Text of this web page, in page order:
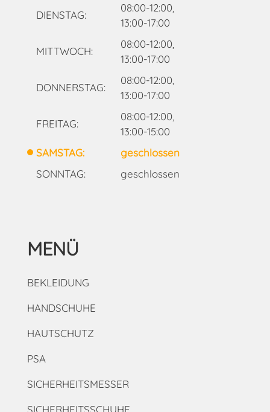
DIENSTAG:
08:00-12:00,
13:00-17:00
MITTWOCH:
08:00-12:00,
13:00-17:00
DONNERSTAG:
08:00-12:00,
13:00-17:00
FREITAG:
08:00-12:00,
13:00-15:00
SAMSTAG:
geschlossen
SONNTAG:
geschlossen
MENÜ
BEKLEIDUNG
HANDSCHUHE
HAUTSCHUTZ
PSA
SICHERHEITSMESSER
SICHERHEITSSCHUHE